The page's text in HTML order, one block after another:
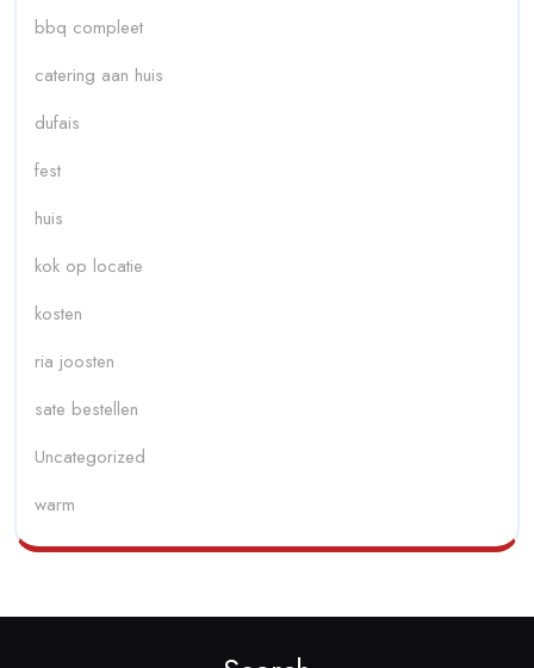
bbq compleet
catering aan huis
dufais
fest
huis
kok op locatie
kosten
ria joosten
sate bestellen
Uncategorized
warm